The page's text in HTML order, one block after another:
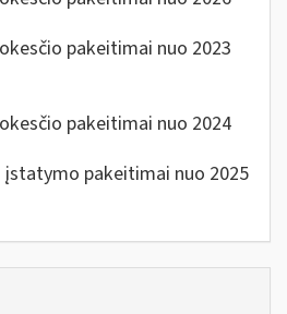
pakeitimai nuo 2023
pakeitimai nuo 2024
įstatymo pakeitimai nuo 2025